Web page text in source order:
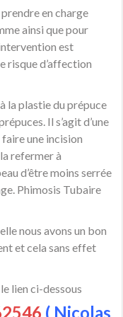
en charge
ainsi que pour
est
risque d’affection
la plastie du prépuce
Il s’agit d’une
une incision
refermer à
d’être moins serrée
Phimosis Tubaire
nous avons un bon
et cela sans effet
lien ci-dessous
( Nicolas